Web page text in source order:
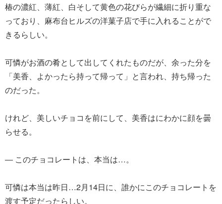
椿の濃紅、薄紅、白そして黄色の花びらが繊細に折り重な
っており、麻布台ヒルズの洋菓子店で手に入れることがで
きるらしい。
可憐がお酒の肴として出してくれたものだが、余った分を
「美香、よかったら持って帰って」と言われ、持ち帰った
のだった。
けれど、美しいチョコを前にして、美香はにわかに顔を曇
らせる。
― このチョコレートは、本当は…。
可憐は本当は昨日…2月14日に、誰かにこのチョコレートを
渡す予定だったらしい。